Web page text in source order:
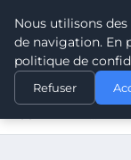
CLIMATE
ACCUEIL
BILAN CARBONE
Nous utilisons
de navigation. En
politique de
Refuser